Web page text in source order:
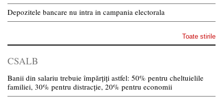
Depozitele bancare nu intra in campania electorala
Toate stirile
CSALB
Banii din salariu trebuie împărțiți astfel: 50% pentru cheltuielile
familiei, 30% pentru distracție, 20% pentru economii